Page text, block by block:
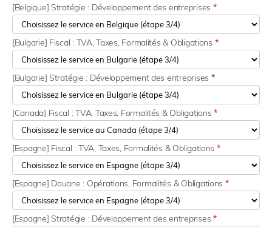
[Belgique] Stratégie : Développement des entreprises *
[Bulgarie] Fiscal : TVA, Taxes, Formalités & Obligations *
[Bulgarie] Stratégie : Développement des entreprises *
[Canada] Fiscal : TVA, Taxes, Formalités & Obligations*
[Espagne] Fiscal : TVA, Taxes, Formalités & Obligations *
[Espagne] Douane : Opérations, Formalités & Obligations *
[Espagne] Stratégie : Développement des entreprises *